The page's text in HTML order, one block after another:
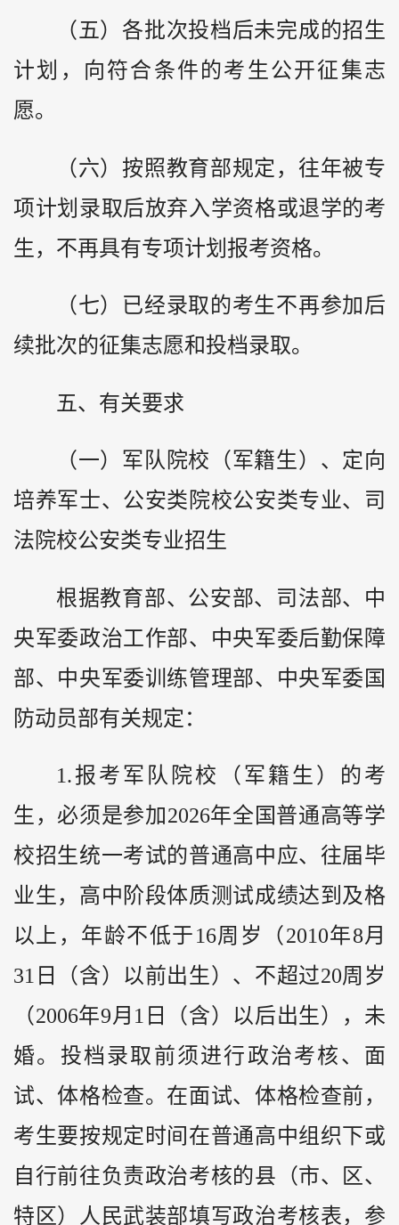
（五）各批次投档后未完成的招生
计划，向符合条件的考生公开征集志
愿。
（六）按照教育部规定，往年被专
项计划录取后放弃入学资格或退学的考
生，不再具有专项计划报考资格。
（七）已经录取的考生不再参加后
续批次的征集志愿和投档录取。
五、有关要求
（一）军队院校（军籍生）、定向
培养军士、公安类院校公安类专业、司
法院校公安类专业招生
根据教育部、公安部、司法部、中
央军委政治工作部、中央军委后勤保障
部、中央军委训练管理部、中央军委国
防动员部有关规定：
1.报考军队院校（军籍生）的考
生，必须是参加2026年全国普通高等学
校招生统一考试的普通高中应、往届毕
业生，高中阶段体质测试成绩达到及格
以上，年龄不低于16周岁（2010年8月
31日（含）以前出生）、不超过20周岁
（2006年9月1日（含）以后出生），未
婚。投档录取前须进行政治考核、面
试、体格检查。在面试、体格检查前，
考生要按规定时间在普通高中组织下或
自行前往负责政治考核的县（市、区、
特区）人民武装部填写政治考核表，参